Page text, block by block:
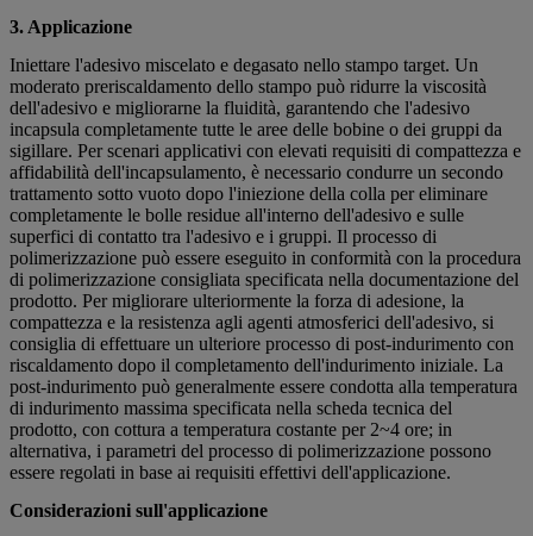
3. Applicazione
Iniettare l'adesivo miscelato e degasato nello stampo target. Un
moderato preriscaldamento dello stampo può ridurre la viscosità
dell'adesivo e migliorarne la fluidità, garantendo che l'adesivo
incapsula completamente tutte le aree delle bobine o dei gruppi da
sigillare. Per scenari applicativi con elevati requisiti di compattezza e
affidabilità dell'incapsulamento, è necessario condurre un secondo
trattamento sotto vuoto dopo l'iniezione della colla per eliminare
completamente le bolle residue all'interno dell'adesivo e sulle
superfici di contatto tra l'adesivo e i gruppi. Il processo di
polimerizzazione può essere eseguito in conformità con la procedura
di polimerizzazione consigliata specificata nella documentazione del
prodotto. Per migliorare ulteriormente la forza di adesione, la
compattezza e la resistenza agli agenti atmosferici dell'adesivo, si
consiglia di effettuare un ulteriore processo di post-indurimento con
riscaldamento dopo il completamento dell'indurimento iniziale. La
post-indurimento può generalmente essere condotta alla temperatura
di indurimento massima specificata nella scheda tecnica del
prodotto, con cottura a temperatura costante per 2~4 ore; in
alternativa, i parametri del processo di polimerizzazione possono
essere regolati in base ai requisiti effettivi dell'applicazione.
Considerazioni sull'applicazione